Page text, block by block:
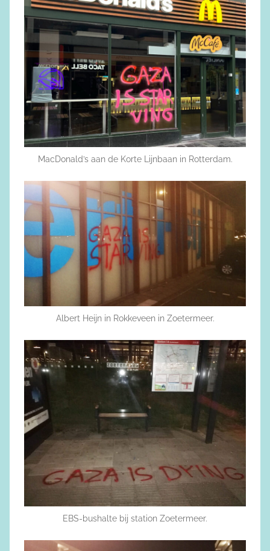
MacDonald’s aan de Korte Lijnbaan in Rotterdam.
Albert Heijn in Rokkeveen in Zoetermeer.
EBS-bushalte bij station Zoetermeer.